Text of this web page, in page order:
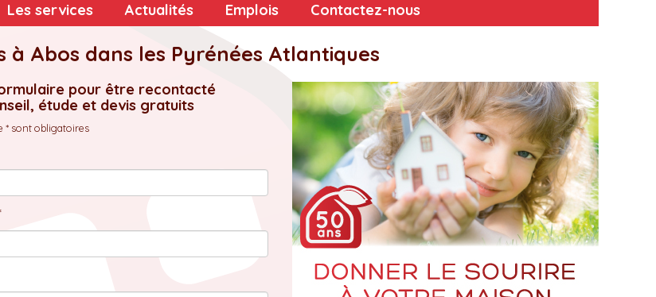
Les services Actualités Emplois Contactez-nous
Abos dans les Pyrénées Atlantiques
pour être recontacté
étude et devis gratuits
* sont obligatoires